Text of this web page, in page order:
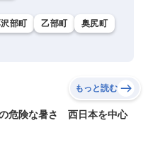
部町 乙部町
奥尻町
もっと読む
危険な暑さ 西日本を中心